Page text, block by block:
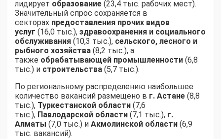
лидирует образование (23,4 тыс. рабочих мест).
Значительный спрос сохраняется в
секторах предоставления прочих видов
услуг (16,0 тыс.), здравоохранения и социального
обслуживания (10,3 тыс.), сельского, лесного и
рыбного хозяйства (8,2 тыс.), а
также обрабатывающей промышленности (6,8
тыс.) и строительства (5,7 тыс.).
По региональному распределению наибольшее
количество вакансий размещено в г. Астане (8,8
тыс.), Туркестанской области (7,6
тыс.), Павлодарской области (7,1 тыс.), г.
Алматы (7,0 тыс.) и Акмолинской области (6,9
тыс. вакансий).